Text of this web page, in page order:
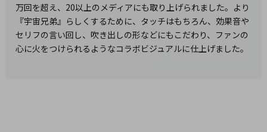
万回を超え、20以上のメディアにも取り上げられました。より
『宇宙兄弟』らしくするために、タッチはもちろん、効果音や
セリフの言い回し、吹き出しの形などにもこだわり、ファンの
心に火をつけられるようなコラボビジュアルに仕上げました。